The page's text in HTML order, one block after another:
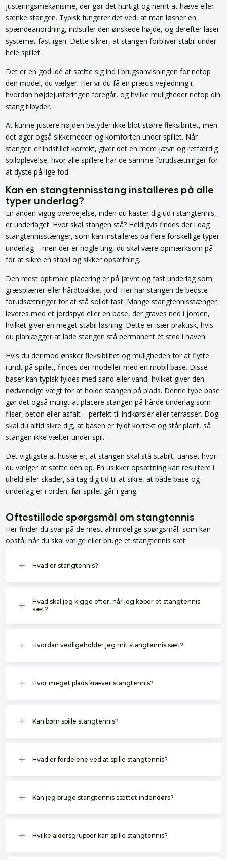
justeringsmekanisme, der gør det hurtigt og nemt at hæve eller
sænke stangen. Typisk fungerer det ved, at man løsner en
spændeanordning, indstiller den ønskede højde, og derefter låser
systemet fast igen. Dette sikrer, at stangen forbliver stabil under
hele spillet.
Det er en god idé at sætte sig ind i brugsanvisningen for netop
den model, du vælger. Her vil du få en præcis vejledning i,
hvordan højdejusteringen foregår, og hvilke muligheder netop din
stang tilbyder.
At kunne justere højden betyder ikke blot større fleksibilitet, men
det øger også sikkerheden og komforten under spillet. Når
stangen er indstillet korrekt, giver det en mere jævn og retfærdig
spiloplevelse, hvor alle spillere har de samme forudsætninger for
at dyste på lige fod.
Kan en stangtennisstang installeres på alle
typer underlag?
En anden vigtig overvejelse, inden du kaster dig ud i stangtennis,
er underlaget. Hvor skal stangen stå? Heldigvis findes der i dag
stangtennisstænger, som kan installeres på flere forskellige typer
underlag – men der er nogle ting, du skal være opmærksom på
for at sikre en stabil og sikker opsætning.
Den mest optimale placering er på jævnt og fast underlag som
græsplæner eller hårdtpakket jord. Her har stangen de bedste
forudsætninger for at stå solidt fast. Mange stangtennisstænger
leveres med et jordspyd eller en base, der graves ned i jorden,
hvilket giver en meget stabil løsning. Dette er især praktisk, hvis
du planlægger at lade stangen stå permanent ét sted i haven.
Hvis du derimod ønsker fleksibilitet og muligheden for at flytte
rundt på spillet, findes der modeller med en mobil base. Disse
baser kan typisk fyldes med sand eller vand, hvilket giver den
nødvendige vægt for at holde stangen på plads. Denne type base
gør det også muligt at placere stangen på hårde underlag som
fliser, beton eller asfalt – perfekt til indkørsler eller terrasser. Dog
skal du altid sikre dig, at basen er fyldt korrekt og står plant, så
stangen ikke vælter under spil.
Det vigtigste at huske er, at stangen skal stå stabilt, uanset hvor
du vælger at sætte den op. En usikker opsætning kan resultere i
uheld eller skader, så tag dig tid til at sikre, at både base og
underlag er i orden, før spillet går i gang.
Oftestillede spørgsmål om stangtennis
Her finder du svar på de mest almindelige spørgsmål, som kan
opstå, når du skal vælge eller bruge et stangtennis sæt.
L Hvad er stangtennis?
L
Hvad skal jeg kigge efter, når jeg køber et stangtennis
sæt?
L Hvordan vedligeholder jeg mit stangtennis sæt?
L Hvor meget plads kræver stangtennis?
L Kan børn spille stangtennis?
L Hvad er fordelene ved at spille stangtennis?
L Kan jeg bruge stangtennis sættet indendørs?
L Hvilke aldersgrupper kan spille stangtennis?